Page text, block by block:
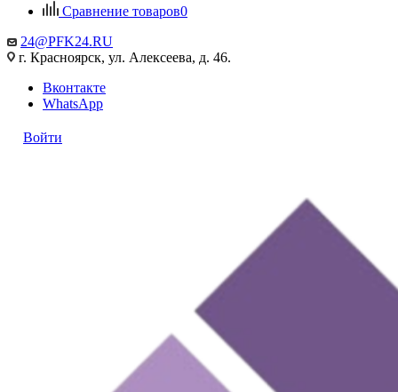
Сравнение товаров0
24@PFK24.RU
г. Красноярск, ул. Алексеева, д. 46.
Вконтакте
WhatsApp
Войти